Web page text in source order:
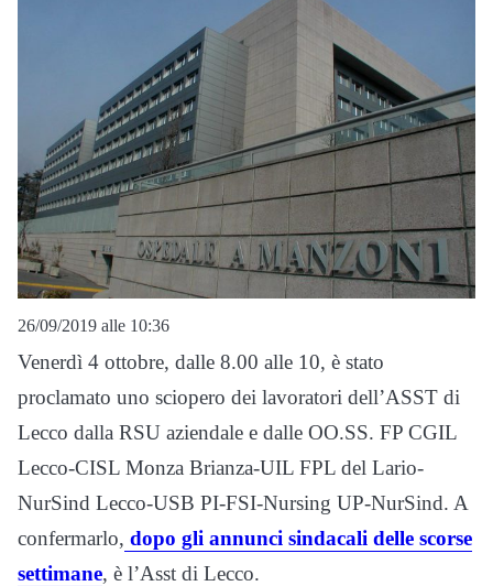
26/09/2019 alle 10:36
Venerdì 4 ottobre, dalle 8.00 alle 10, è stato
proclamato uno sciopero dei lavoratori dell’ASST di
Lecco dalla RSU aziendale e dalle OO.SS. FP CGIL
Lecco-CISL Monza Brianza-UIL FPL del Lario-
NurSind Lecco-USB PI-FSI-Nursing UP-NurSind. A
confermarlo, dopo gli annunci sindacali delle scorse
settimane, è l’Asst di Lecco.